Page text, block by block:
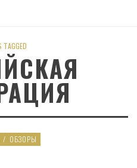
TAGGED
/ ОБЗОРЫ